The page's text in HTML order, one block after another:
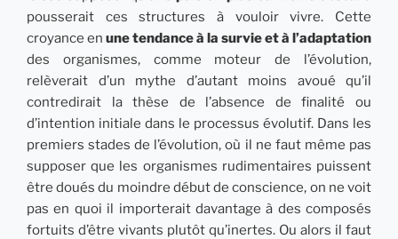
pousserait ces structures à vouloir vivre. Cette
croyance en une tendance à la survie et à l’adaptation
des organismes, comme moteur de l’évolution,
relèverait d’un mythe d’autant moins avoué qu’il
contredirait la thèse de l’absence de finalité ou
d’intention initiale dans le processus évolutif. Dans les
premiers stades de l’évolution, où il ne faut même pas
supposer que les organismes rudimentaires puissent
être doués du moindre début de conscience, on ne voit
pas en quoi il importerait davantage à des composés
fortuits d’être vivants plutôt qu’inertes. Ou alors il faut